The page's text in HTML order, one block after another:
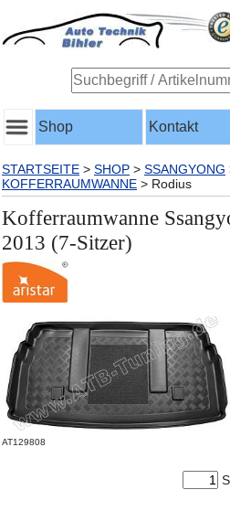
Shop Kontakt
STARTSEITE > SHOP > SSANGYONG
KOFFERRAUMWANNE > Rodius
Kofferraumwanne
2013 (7-Sitzer)
AT129808